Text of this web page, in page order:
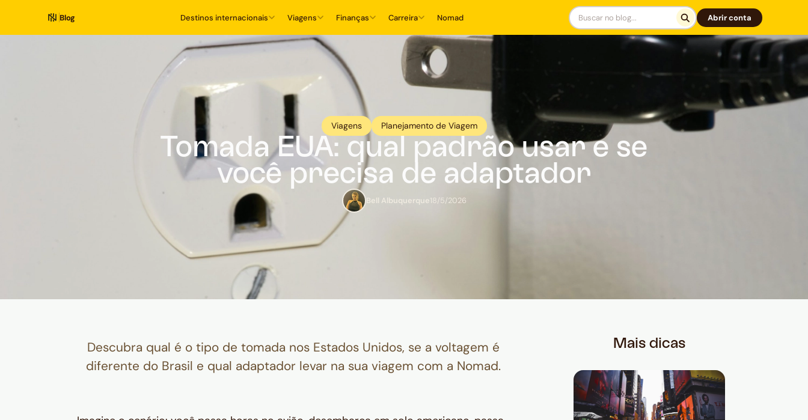
Blog Destinos internacionais Viagens Finanças Carreira Nomad Abrir conta
Viagens Planejamento de Viagem
Tomada EUA: qual padrão usar e se
você precisa de adaptador
Bell Albuquerque18/5/2026
Descubra qual é o tipo de tomada nos Estados Unidos, se a voltagem é
diferente do Brasil e qual adaptador levar na sua viagem com a Nomad.
Mais dicas